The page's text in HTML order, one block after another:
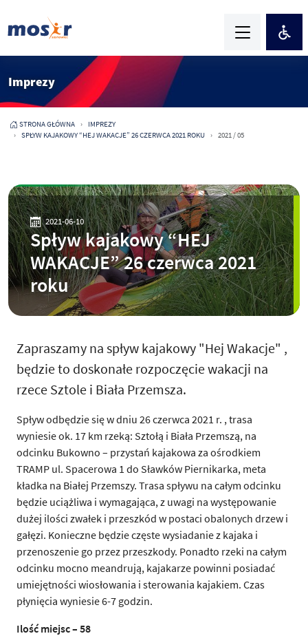
Imprezy
STRONA GŁÓWNA
IMPREZY
SPŁYW KAJAKOWY “HEJ WAKACJE” 26 CZERWCA 2021 ROKU
2021 / 05
2021-06-10
Spływ kajakowy “HEJ
WAKACJE” 26 czerwca 2021
roku
Zapraszamy na spływ kajakowy "Hej Wakacje" ,
będzie to doskonałe rozpoczęcie wakacji na
rzece Sztole i Biała Przemsza.
Spływ odbędzie się w dniu 26 czerwca 2021 r. , trasa
wyniesie ok. 17 km rzeką: Sztołą i Biała Przemszą, na
odcinku Bukowno – przystań kajakowa za ośrodkiem
TRAMP ul. Spacerowa 1 do Sławków Piernikarka, meta
kładka na Białej Przemszy. Trasa spływu na całym odcinku
będzie uciążliwa i wymagająca, z uwagi na występowanie
dużej ilości zwałek i przeszkód w postaci obalonych drzew i
gałęzi. Konieczne będzie częste wysiadanie z kajaka i
przenoszenie go przez przeszkody. Ponadto rzeki na całym
odcinku mocno meandrują, kajakarze powinni posiadać
umiejętności wiosłowania i sterowania kajakiem. Czas
płynięcia wyniesie 6-7 godzin.
Ilość miejsc – 58